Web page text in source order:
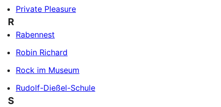
Private Pleasure
R
Rabennest
Robin Richard
Rock im Museum
Rudolf-Dießel-Schule
S